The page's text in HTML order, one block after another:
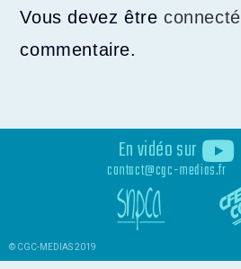
Vous devez êtreconnecté
commentaire.
En vidéo sur
contact@cgc-medias.fr
© CGC-MEDIAS 2019